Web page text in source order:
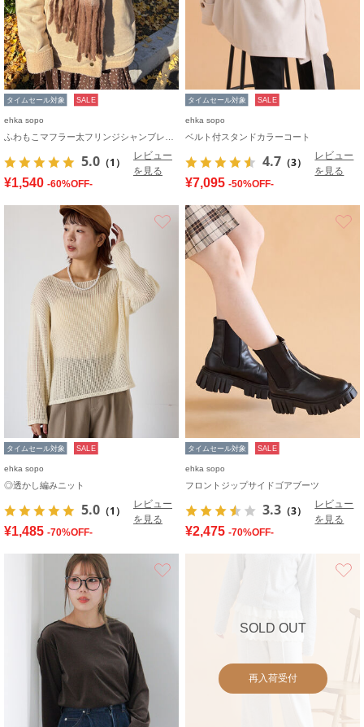
タイムセール対象 SALE
ehka sopo
5.0 （1）
レビュー
を見る
¥1,540 -60%OFF-
タイムセール対象 SALE
ehka sopo
ベルト付スタンドカラーコート
4.7 （3）
レビュー
を見る
¥7,095 -50%OFF-
お気に入り
タイムセール対象 SALE
ehka sopo
◎透かし編みニット
5.0 （1）
レビュー
を見る
¥1,485 -70%OFF-
タイムセール対象 SALE
ehka sopo
フロントジップサイドゴアブーツ
3.3 （3）
レビュー
を見る
¥2,475 -70%OFF-
SOLD OUT
再入荷受付